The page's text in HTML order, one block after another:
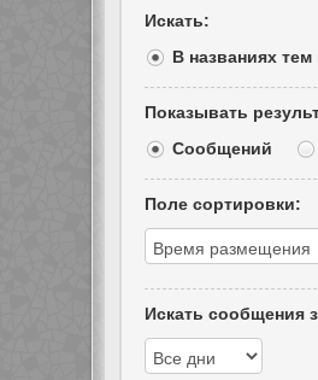
Искать:
В названиях
Показывать
Сообщений
Поле сортировки:
Искать сообщения